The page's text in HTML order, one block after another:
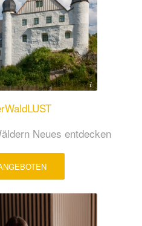
Neues entdecken